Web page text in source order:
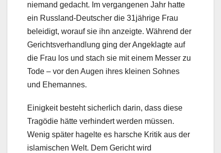
niemand gedacht. Im vergangenen Jahr hatte
ein Russland-Deutscher die 31jährige Frau
beleidigt, worauf sie ihn anzeigte. Während der
Gerichtsverhandlung ging der Angeklagte auf
die Frau los und stach sie mit einem Messer zu
Tode – vor den Augen ihres kleinen Sohnes
und Ehemannes.
Einigkeit besteht sicherlich darin, dass diese
Tragödie hätte verhindert werden müssen.
Wenig später hagelte es harsche Kritik aus der
islamischen Welt. Dem Gericht wird